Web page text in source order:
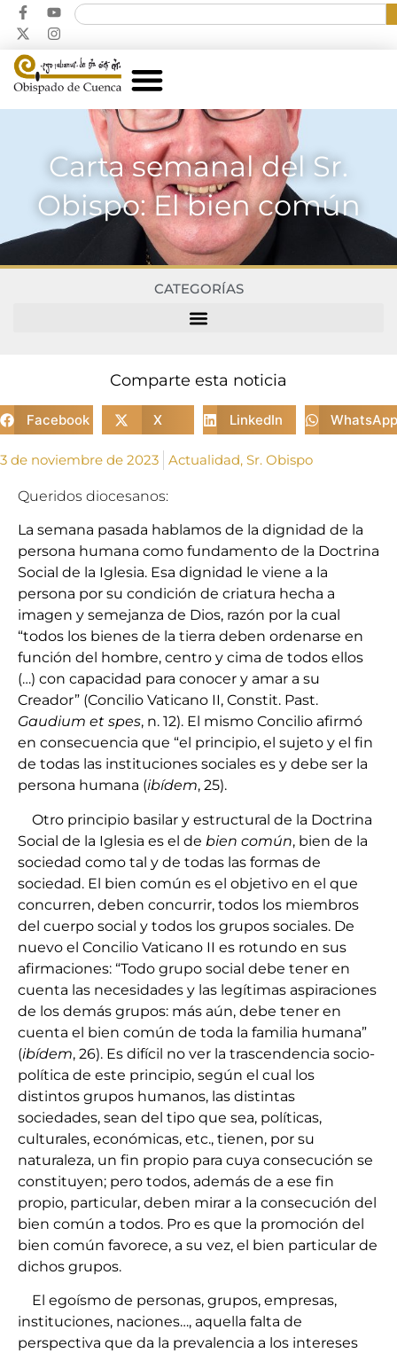
Carta semanal del Sr.
Obispo: El bien común
CATEGORÍAS
Comparte esta noticia
Facebook X LinkedIn WhatsApp
3 de noviembre de 2023 Actualidad, Sr. Obispo
Queridos diocesanos:
La semana pasada hablamos de la dignidad de la
persona humana como fundamento de la Doctrina
Social de la Iglesia. Esa dignidad le viene a la
persona por su condición de criatura hecha a
imagen y semejanza de Dios, razón por la cual
“todos los bienes de la tierra deben ordenarse en
función del hombre, centro y cima de todos ellos
(…) con capacidad para conocer y amar a su
Creador” (Concilio Vaticano II, Constit. Past.
Gaudium et spes, n. 12). El mismo Concilio afirmó
en consecuencia que “el principio, el sujeto y el fin
de todas las instituciones sociales es y debe ser la
persona humana (ibídem, 25).
Otro principio basilar y estructural de la Doctrina
Social de la Iglesia es el de bien común, bien de la
sociedad como tal y de todas las formas de
sociedad. El bien común es el objetivo en el que
concurren, deben concurrir, todos los miembros
del cuerpo social y todos los grupos sociales. De
nuevo el Concilio Vaticano II es rotundo en sus
afirmaciones: “Todo grupo social debe tener en
cuenta las necesidades y las legítimas aspiraciones
de los demás grupos: más aún, debe tener en
cuenta el bien común de toda la familia humana”
(ibídem, 26). Es difícil no ver la trascendencia socio-
política de este principio, según el cual los
distintos grupos humanos, las distintas
sociedades, sean del tipo que sea, políticas,
culturales, económicas, etc., tienen, por su
naturaleza, un fin propio para cuya consecución se
constituyen; pero todos, además de a ese fin
propio, particular, deben mirar a la consecución del
bien común a todos. Pro es que la promoción del
bien común favorece, a su vez, el bien particular de
dichos grupos.
El egoísmo de personas, grupos, empresas,
instituciones, naciones…, aquella falta de
perspectiva que da la prevalencia a los intereses